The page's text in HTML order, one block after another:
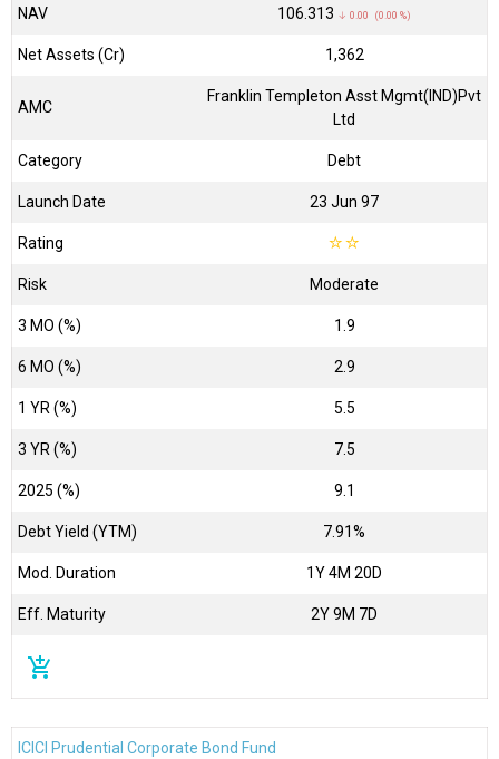
NAV ₹106.313 ↓ 0.00 (0.00 %)
Net Assets (Cr) ₹1,362
AMC
Franklin Templeton Asst Mgmt(IND)Pvt
Ltd
Category Debt
Launch Date 23 Jun 97
Rating ☆☆
Risk Moderate
3 MO (%) 1.9
6 MO (%) 2.9
1 YR (%) 5.5
3 YR (%) 7.5
2025 (%) 9.1
Debt Yield (YTM) 7.91%
Mod. Duration 1Y 4M 20D
Eff. Maturity 2Y 9M 7D
add_shopping_cart
ICICI Prudential Corporate Bond Fund